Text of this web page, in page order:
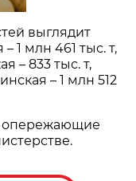
выглядит
1 млн 461 тыс. т,
– 833 тыс. т,
– 1 млн 512
опережающие